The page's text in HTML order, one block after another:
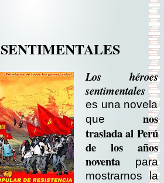
Los héroes
sentimentales
es una novela
que nos
traslada al Perú
de los años
noventapara
mostrarnos la